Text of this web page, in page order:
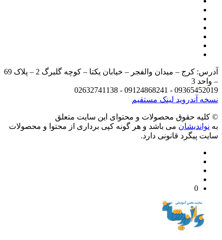
آدرس: کرج – میدان والفجر – خیابان یکتا – کوچه گلبرگ 2 – پلاک 69
3
09365452019 - 09124868241 -
آندرویدلینک مستقیم
حقوق محصولات و محتوای اين سایت متعلق
می باشد و هر گونه کپی برداری از محتوا و محصولات
پیگرد قانونی دارد.